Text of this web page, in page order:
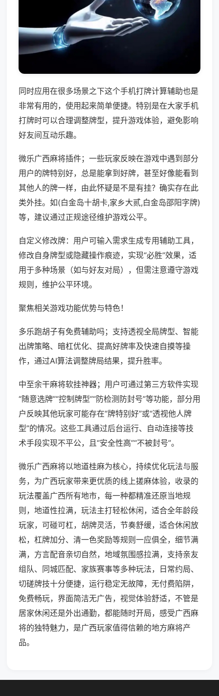
同时应用在很多场景之下这个手机打牌计算辅助也是
非常有用的，使用起来简单便捷。特别是在大家手机
打牌时可以合理调整牌型，提升游戏体验，避免影响
好友间互动乐趣。
微乐广西麻将插件；一些玩家反映在游戏中遇到部分
用户的牌特别好，总是能拿到好牌，甚至好像能看到
其他人的牌一样，由此怀疑是不是有挂？确实存在此
类外挂。如(白金岛十胡卡,家乡大贰,白金岛邵阳字牌)
等，建议通过正规途径维护游戏公平。
自定义修改牌：用户可输入需求生成专用辅助工具，
修改自身牌型或隐藏操作痕迹，实现“必胜”效果，适
用于多种场景（如与好友对局），但需注意遵守游戏
规则，维护公平环境。
聚焦相关游戏功能优势与特色！
多乐跑胡子有免费辅助吗；支持透视全局牌型、智能
出牌策略、暗杠优化、提高好牌率及快速自摸等操
作，通过AI算法调整牌局结果，提升胜率。
中至余干麻将软挂神器；用户可通过第三方软件实现
“随意选牌”“控制牌型”“防检测防封号”等功能，部分用
户反映其他玩家可能存在“牌特别好”或“透视他人牌
型”的情况。这些工具通过后台运行、自动连接等技
术手段实现不平公，且“安全性高”“不被封号”。
微乐广西麻将以地道桂麻为核心，持续优化玩法与服
务，为广西玩家带来更优质的线上搓麻体验，收录的
玩法覆盖广西所有地市，每一种都精准还原当地规
则，地道性拉满，玩法主打轻松休闲，适合全年龄段
玩家，可碰可杠，胡牌灵活，节奏舒缓，适合休闲放
松，杠牌加分、清一色奖励等规则一应俱全，细节满
满，方言配音亲切自然，地域氛围感拉满，支持亲友
组队、同城匹配、家族赛事等多种玩法，日常约局、
切磋牌技十分便捷，运行稳定无故障，无付费陷阱，
免费畅玩，界面简洁无广告，视觉体验舒适，不管是
居家休闲还是外出通勤，都能随时开局，感受广西麻
将的独特魅力，是广西玩家值得信赖的地方麻将产
品。